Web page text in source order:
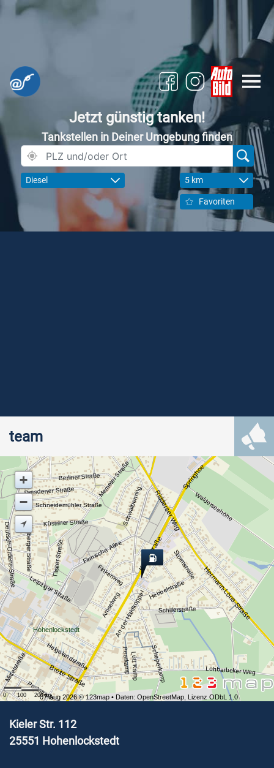
Jetzt günstig tanken!
Tankstellen in Deiner Umgebung finden
Diesel 5 km
Favoriten
team
Hohenlockstedt
Springhoe
Kieler Straße
Hermann-Löns-Straße
Ridderser Weg
Breite Straße Lohbarbeker Weg
Stormstraße
Schwalbenring
Hebbelstraße
Finkenweg
Berliner Straße
Dresdener Straße
Küstriner Straße
Schneidemühler Straße
Tilsiter Straße
Memeler Straße
Leipziger Straße
Kolberger Straße Finnische Allee
Scheperkamp
Schillerstraße
Amselweg
Lütt Kamp
An der Haidkoppel
Helgolandstraße
Mittelstraße
Poststraße
Deutsch-Ordens-Straße
Peerkamp
Walderseehöhe
0 100 200 m
07 Aug 2026 ©123map • Daten: OpenStreetMap Lizenz ODbL 1.0
Kieler Str. 112
25551 Hohenlockstedt